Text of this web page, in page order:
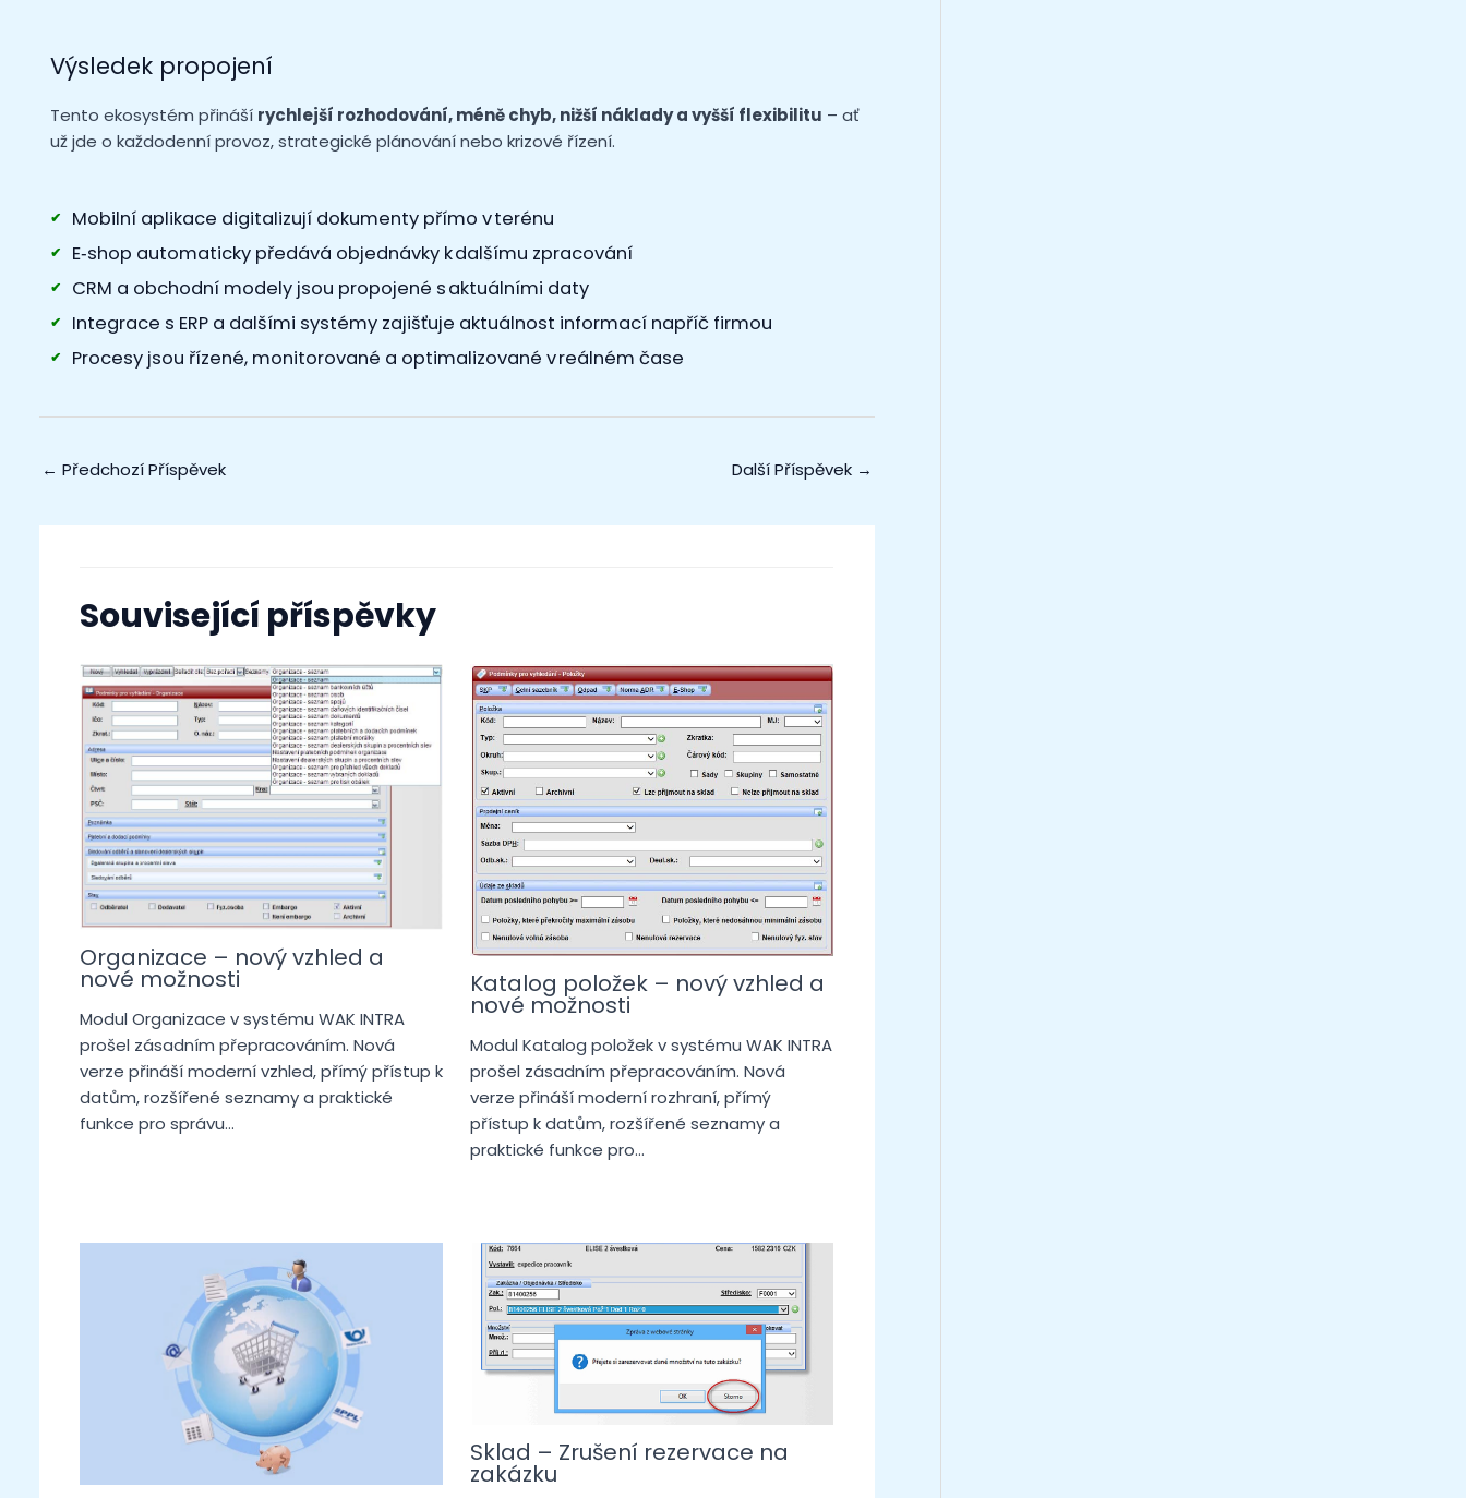
Výsledek propojení
Tento ekosystém přináší rychlejší rozhodování, méně chyb, nižší náklady a vyšší flexibilitu – ať
už jde o každodenní provoz, strategické plánování nebo krizové řízení.
Mobilní aplikace digitalizují dokumenty přímo v terénu
E‑shop automaticky předává objednávky k dalšímu zpracování
CRM a obchodní modely jsou propojené s aktuálními daty
Integrace s ERP a dalšími systémy zajišťuje aktuálnost informací napříč firmou
Procesy jsou řízené, monitorované a optimalizované v reálném čase
← Předchozí Příspěvek Další Příspěvek →
Související příspěvky
Organizace – nový vzhled a
nové možnosti
Modul Organizace v systému WAK INTRA
prošel zásadním přepracováním. Nová
verze přináší moderní vzhled, přímý přístup k
datům, rozšířené seznamy a praktické
funkce pro správu…
Katalog položek – nový vzhled a
nové možnosti
Modul Katalog položek v systému WAK INTRA
prošel zásadním přepracováním. Nová
verze přináší moderní rozhraní, přímý
přístup k datům, rozšířené seznamy a
praktické funkce pro…
Sklad – Zrušení rezervace na
zakázku